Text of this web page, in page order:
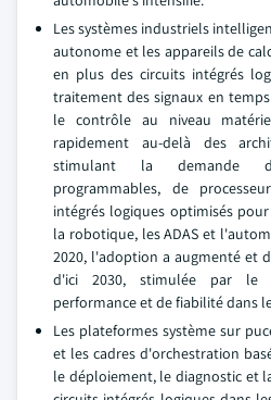
Les systèmes industriels
autonome et les appareils de
en plus des circuits intégrés
traitement des signaux en
le contrôle au niveau
rapidement au-delà des
stimulant la demande
programmables, de
intégrés logiques optimisés
la robotique, les ADAS et
2020, l'adoption a augmenté et
d'ici 2030, stimulée par le
performance et de fiabilité dans
Les plateformes système sur
et les cadres d'orchestration
le déploiement, le diagnostic et